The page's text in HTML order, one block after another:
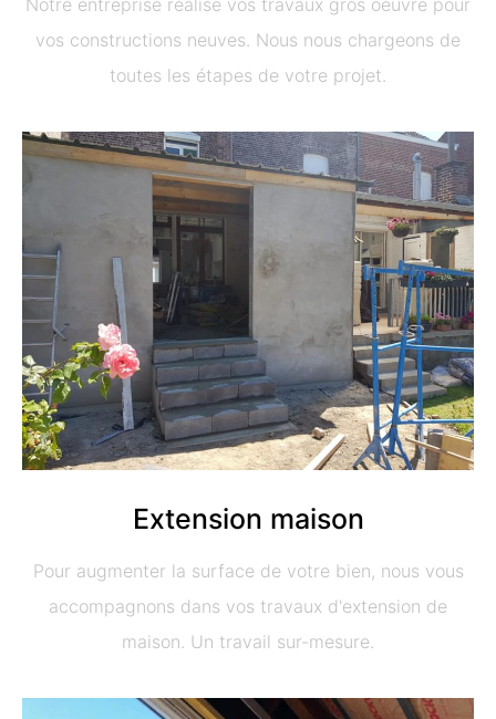
Notre entreprise réalise vos travaux gros oeuvre pour
vos constructions neuves. Nous nous chargeons de
toutes les étapes de votre projet.
Extension maison
Pour augmenter la surface de votre bien, nous vous
accompagnons dans vos travaux d'extension de
maison. Un travail sur-mesure.